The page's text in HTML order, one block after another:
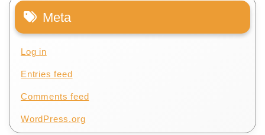
Meta
Log in
Entries feed
Comments feed
WordPress.org